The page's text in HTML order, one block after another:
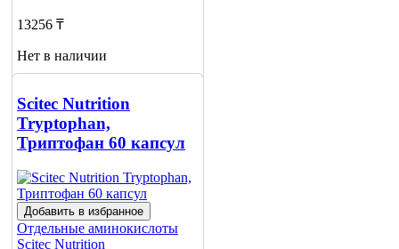
13256 ₸
Нет в наличии
о наличии
Scitec Nutrition
Tryptophan,
Триптофан 60 капсул
Добавить в избранное
Отдельные аминокислоты
Scitec Nutrition